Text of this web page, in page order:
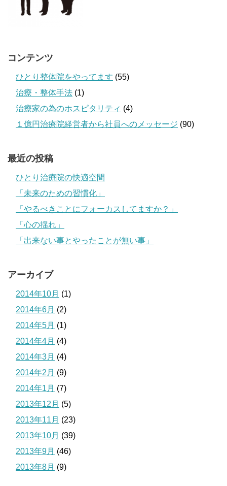
コンテンツ
ひとり整体院をやってます (55)
治療・整体手法 (1)
治療家の為のホスピタリティ (4)
１億円治療院経営者から社員へのメッセージ (90)
最近の投稿
ひとり治療院の快適空間
「未来のための習慣化」
「やるべきことにフォーカスしてますか？」
「心の揺れ」
「出来ない事とやったことが無い事」
アーカイブ
2014年10月 (1)
2014年6月 (2)
2014年5月 (1)
2014年4月 (4)
2014年3月 (4)
2014年2月 (9)
2014年1月 (7)
2013年12月 (5)
2013年11月 (23)
2013年10月 (39)
2013年9月 (46)
2013年8月 (9)